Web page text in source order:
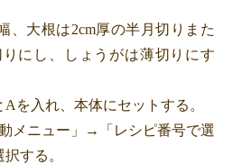
、大根は2cm厚の半月切りまた
にし、しょうがは薄切りにす
を入れ、本体にセットする。
メニュー」→「レシピ番号で選
する。